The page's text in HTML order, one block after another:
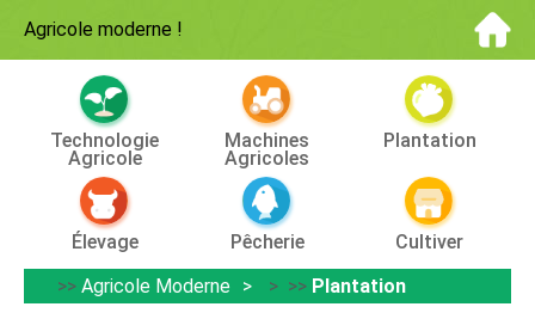
Agricole moderne !
Technologie
Agricole
Machines
Agricoles
Plantation
Élevage Pêcherie
Cultiver
>> Agricole Moderne > >> Plantation